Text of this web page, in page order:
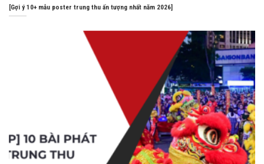
[Gợi ý 10+ mẫu poster trung thu ấn tượng nhất năm 2026]